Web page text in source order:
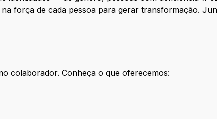
força de cada pessoa para gerar transformação.
colaborador. Conheça o que oferecemos: